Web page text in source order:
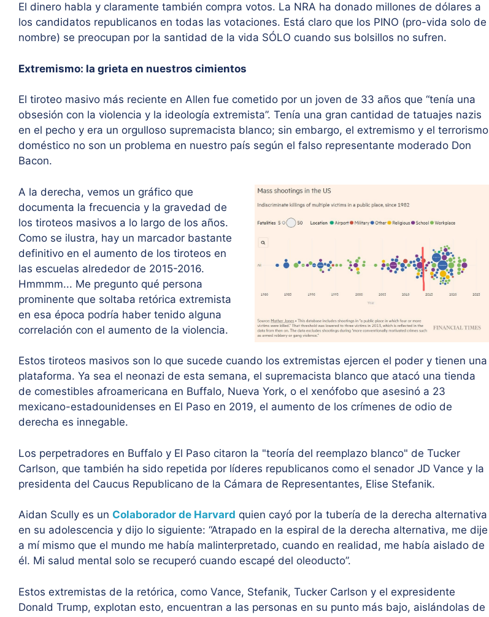
El dinero habla y claramente también compra votos. La NRA ha donado millones de dólares a
los candidatos republicanos en todas las votaciones. Está claro que los PINO (pro-vida solo de
nombre) se preocupan por la santidad de la vida SÓLO cuando sus bolsillos no sufren.
Extremismo: la grieta en nuestros cimientos
El tiroteo masivo más reciente en Allen fue cometido por un joven de 33 años que “tenía una
obsesión con la violencia y la ideología extremista”. Tenía una gran cantidad de tatuajes nazis
en el pecho y era un orgulloso supremacista blanco; sin embargo, el extremismo y el terrorismo
doméstico no son un problema en nuestro país según el falso representante moderado Don
Bacon.
A la derecha, vemos un gráfico que
documenta la frecuencia y la gravedad de
los tiroteos masivos a lo largo de los años.
Como se ilustra, hay un marcador bastante
definitivo en el aumento de los tiroteos en
las escuelas alrededor de 2015-2016.
Hmmmm... Me pregunto qué persona
prominente que soltaba retórica extremista
en esa época podría haber tenido alguna
correlación con el aumento de la violencia.
Estos tiroteos masivos son lo que sucede cuando los extremistas ejercen el poder y tienen una
plataforma. Ya sea el neonazi de esta semana, el supremacista blanco que atacó una tienda
de comestibles afroamericana en Buffalo, Nueva York, o el xenófobo que asesinó a 23
mexicano-estadounidenses en El Paso en 2019, el aumento de los crímenes de odio de
derecha es innegable.
Los perpetradores en Buffalo y El Paso citaron la "teoría del reemplazo blanco" de Tucker
Carlson, que también ha sido repetida por líderes republicanos como el senador JD Vance y la
presidenta del Caucus Republicano de la Cámara de Representantes, Elise Stefanik.
Aidan Scully es un Colaborador de Harvard quien cayó por la tubería de la derecha alternativa
en su adolescencia y dijo lo siguiente: “Atrapado en la espiral de la derecha alternativa, me dije
a mí mismo que el mundo me había malinterpretado, cuando en realidad, me había aislado de
él. Mi salud mental solo se recuperó cuando escapé del oleoducto”.
Estos extremistas de la retórica, como Vance, Stefanik, Tucker Carlson y el expresidente
Donald Trump, explotan esto, encuentran a las personas en su punto más bajo, aislándolas de